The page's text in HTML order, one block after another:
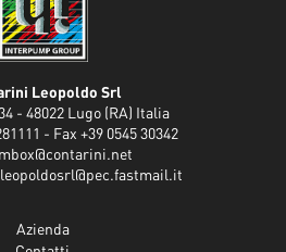
Leopoldo Srl
- 48022 Lugo (RA) Italia
- Fax +39 0545 30342
mbox@contarini.net
Azienda